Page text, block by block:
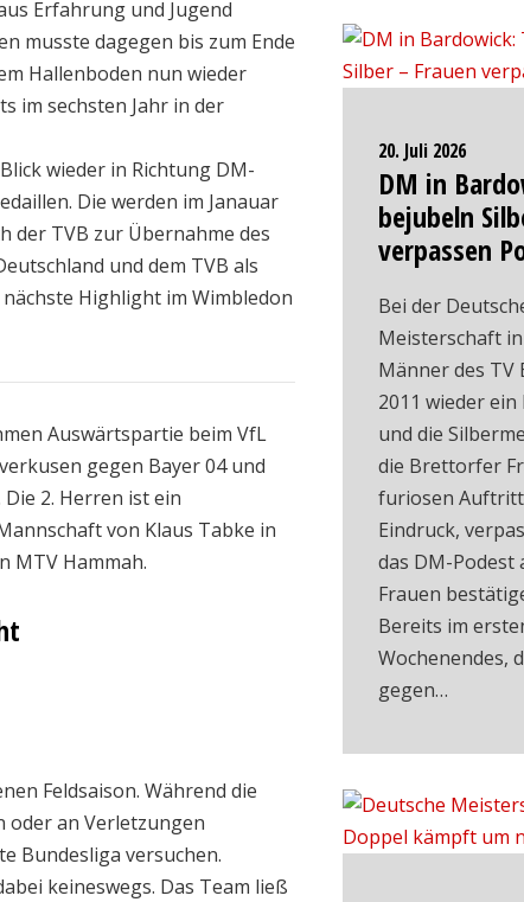
Erfahrung und Jugend
musste dagegen bis zum Ende
Hallenboden nun wieder
im sechsten Jahr in der
wieder in Richtung DM-
Die werden im Janauar
der TVB zur Übernahme des
und dem TVB als
Highlight im Wimbledon
Auswärtspartie beim VfL
gegen Bayer 04 und
2. Herren ist ein
von Klaus Tabke in
MTV Hammah.
Feldsaison. Während die
oder an Verletzungen
Bundesliga versuchen.
keineswegs. Das Team ließ
20. Juli 2026
DM in
bejubeln
verpassen
Bei der
Meisterschaft
Männer des
2011 wieder
und die
die Brettorfer
furiosen
Eindruck,
das DM-Podest
Frauen
Bereits im
Wochenendes,
gegen…